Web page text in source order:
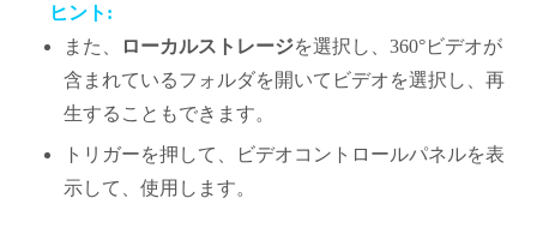
ヒント:
また、
ローカルストレージを選択し、360°ビデオが
含まれているフォルダを開いてビデオを選択し、再
生することもできます。
トリガーを押して、ビデオコントロールパネルを表
示して、使用します。